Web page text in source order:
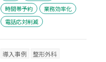
時間帯予約
業務効率化
電話応対削減
導入事例 整形外科